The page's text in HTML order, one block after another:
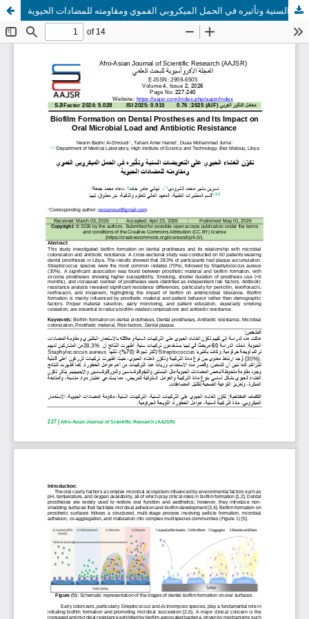
تكوّن الغشاء الحيوي على التعويضات السنية وتأثيره في الحمل الميكروبي الفموي ومقاومته للمضادات الحيوية